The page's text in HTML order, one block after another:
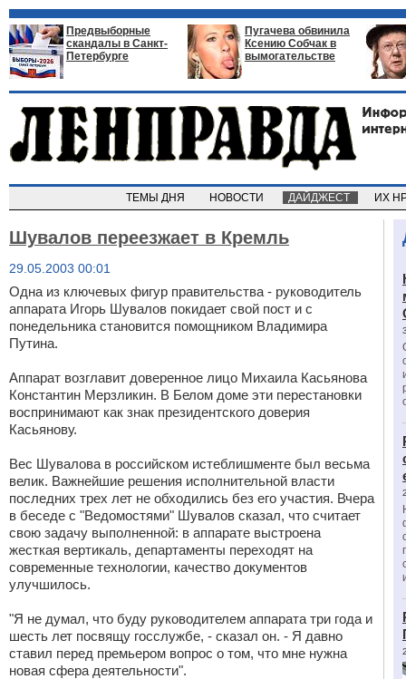
Предвыборные
скандалы в Санкт-
Петербурге
Пугачева обвинила
Ксению Собчак в
вымогательстве
ТЕМЫ ДНЯ НОВОСТИ ДАЙДЖЕСТ ИХ
Шувалов переезжает в Кремль
29.05.2003 00:01
Одна из ключевых фигур правительства - руководитель
аппарата Игорь Шувалов покидает свой пост и с
понедельника становится помощником Владимира
Путина.
Аппарат возглавит доверенное лицо Михаила Касьянова
Константин Мерзликин. В Белом доме эти перестановки
воспринимают как знак президентского доверия
Касьянову.
Вес Шувалова в российском истеблишменте был весьма
велик. Важнейшие решения исполнительной власти
последних трех лет не обходились без его участия. Вчера
в беседе с "Ведомостями" Шувалов сказал, что считает
свою задачу выполненной: в аппарате выстроена
жесткая вертикаль, департаменты переходят на
современные технологии, качество документов
улучшилось.
"Я не думал, что буду руководителем аппарата три года и
шесть лет посвящу госслужбе, - сказал он. - Я давно
ставил перед премьером вопрос о том, что мне нужна
новая сфера деятельности".